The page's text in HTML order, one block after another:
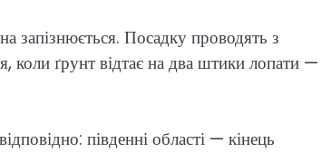
запізнюється. Посадку проводять з
коли ґрунт відтає на два штики лопати —
південні області — кінець